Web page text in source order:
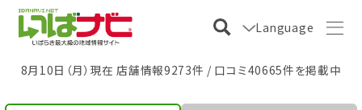
Language
8月10日（月）現在 店舗情報9273件 / 口コミ40665件を掲載中